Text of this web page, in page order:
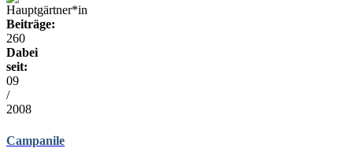
Beiträge:
260
Dabei
seit:
09
/
2008
Campanile